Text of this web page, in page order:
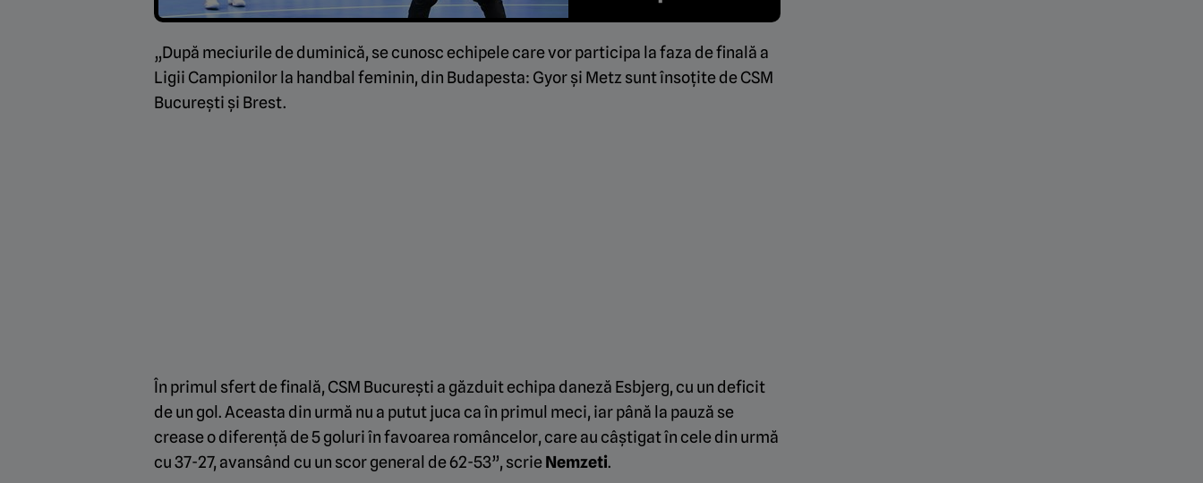
„După meciurile de duminică, se cunosc echipele care vor participa la faza de finală a
Ligii Campionilor la handbal feminin, din Budapesta: Gyor și Metz sunt însoțite de CSM
București și Brest.
În primul sfert de finală, CSM București a găzduit echipa daneză Esbjerg, cu un deficit
de un gol. Aceasta din urmă nu a putut juca ca în primul meci, iar până la pauză se
crease o diferență de 5 goluri în favoarea româncelor, care au câștigat în cele din urmă
cu 37-27, avansând cu un scor general de 62-53”, scrieNemzeti.